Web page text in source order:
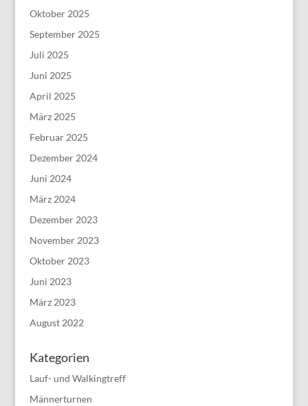
Oktober 2025
September 2025
Juli 2025
Juni 2025
April 2025
März 2025
Februar 2025
Dezember 2024
Juni 2024
März 2024
Dezember 2023
November 2023
Oktober 2023
Juni 2023
März 2023
August 2022
Kategorien
Lauf- und Walkingtreff
Männerturnen